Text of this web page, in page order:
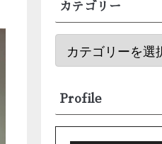
カテゴリー
Profile